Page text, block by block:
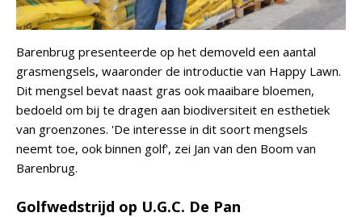
Barenbrug presenteerde op het demoveld een aantal
grasmengsels, waaronder de introductie van Happy Lawn.
Dit mengsel bevat naast gras ook maaibare bloemen,
bedoeld om bij te dragen aan biodiversiteit en esthetiek
van groenzones. 'De interesse in dit soort mengsels
neemt toe, ook binnen golf', zei Jan van den Boom van
Barenbrug.
Golfwedstrijd op U.G.C. De Pan